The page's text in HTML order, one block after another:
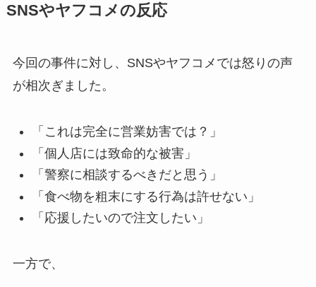
SNSやヤフコメの反応
今回の事件に対し、SNSやヤフコメでは怒りの声
が相次ぎました。
「これは完全に営業妨害では？」
「個人店には致命的な被害」
「警察に相談するべきだと思う」
「食べ物を粗末にする行為は許せない」
「応援したいので注文したい」
一方で、